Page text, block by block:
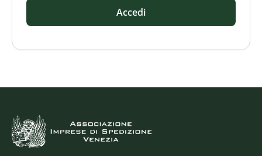
Accedi